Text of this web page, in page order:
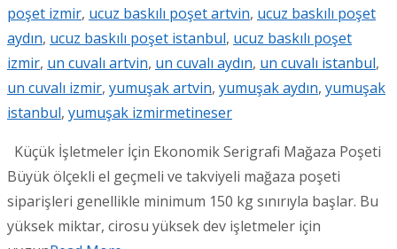
poşet izmir, ucuz baskılı poşet artvin, ucuz baskılı poşet
aydın, ucuz baskılı poşet istanbul, ucuz baskılı poşet
izmir, un cuvalı artvin, un cuvalı aydın, un cuvalı istanbul,
un cuvalı izmir, yumuşak artvin, yumuşak aydın, yumuşak
istanbul, yumuşak izmirmetineser
Küçük İşletmeler İçin Ekonomik Serigrafi Mağaza Poşeti
Büyük ölçekli el geçmeli ve takviyeli mağaza poşeti
siparişleri genellikle minimum 150 kg sınırıyla başlar. Bu
yüksek miktar, cirosu yüksek dev işletmeler için